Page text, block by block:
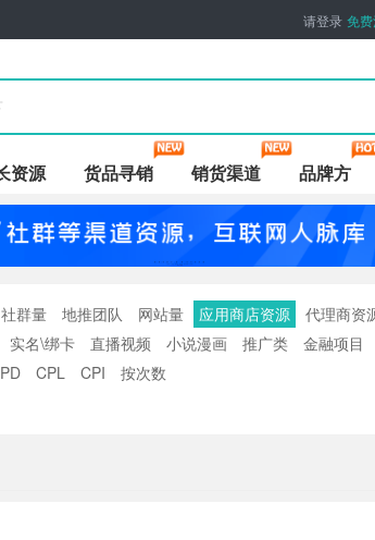
请登录 免
资源 货品寻销 销货渠道 品牌方
社群量 地推团队 网站量 应用商店资源 代理商资
实名\绑卡 直播视频 小说漫画 推广类 金融项目
CPL CPI
按次数